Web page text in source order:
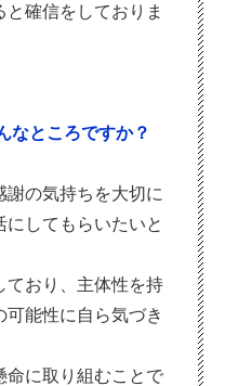
確信をしておりま
なところですか？
の気持ちを大切に
にしてもらいたいと
ており、主体性を持
可能性に自ら気づき
命に取り組むことで